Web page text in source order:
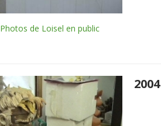
Photos de Loisel en public